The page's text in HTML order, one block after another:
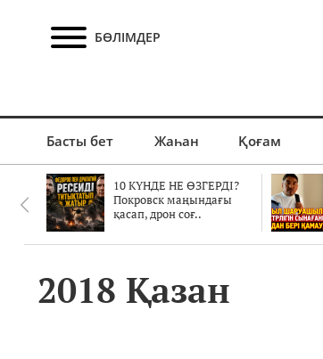
БӨЛІМДЕР
Басты бет Жаһан Қоғам
10 КҮНДЕ НЕ ӨЗГЕРДІ?
Покровск маңындағы
қасап, дрон соғ..
2018 Қазан